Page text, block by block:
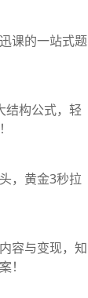
课的一站式题
构公式，轻
，黄金3秒拉
容与变现，知
！